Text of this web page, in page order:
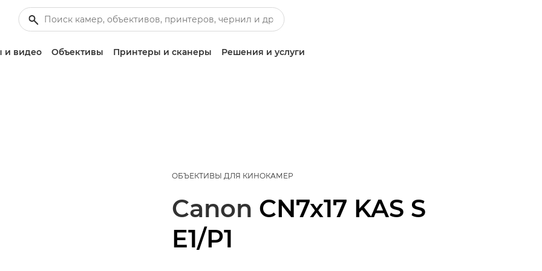
и видео Объективы Принтеры и сканеры Решения и услуги
ОБЪЕКТИВЫ ДЛЯ КИНОКАМЕР
Canon CN7x17 KAS S
E1/P1